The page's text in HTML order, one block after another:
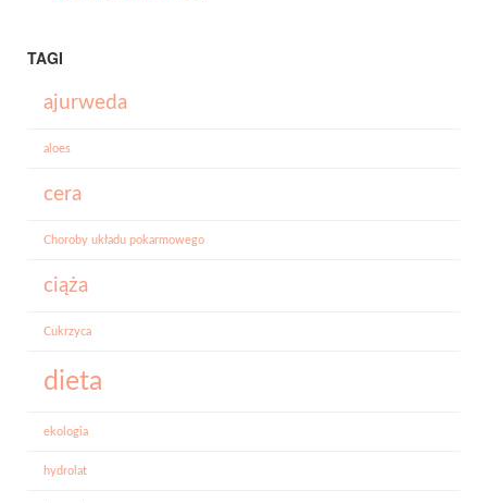
TAGI
ajurweda
aloes
cera
Choroby układu pokarmowego
ciąża
Cukrzyca
dieta
ekologia
hydrolat